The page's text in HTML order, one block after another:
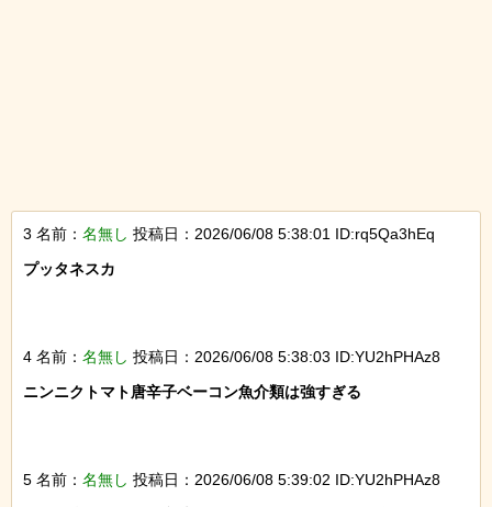
3 名前： 名無し 投稿日：2026/06/08 5:38:01 ID:rq5Qa3hEq
プッタネスカ
4 名前： 名無し 投稿日：2026/06/08 5:38:03 ID:YU2hPHAz8
ニンニクトマト唐辛子ベーコン魚介類は強すぎる
5 名前： 名無し 投稿日：2026/06/08 5:39:02 ID:YU2hPHAz8